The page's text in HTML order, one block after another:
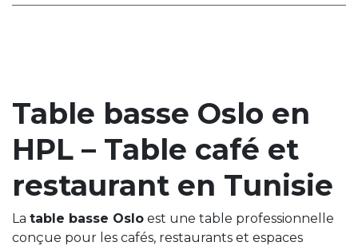
Table basse Oslo en
HPL – Table café et
restaurant en Tunisie
La table basse Oslo est une table professionnelle
conçue pour les cafés, restaurants et espaces